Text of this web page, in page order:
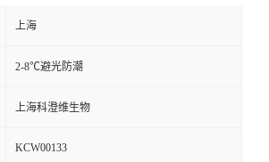
上海
2-8℃避光防潮
上海科澄维生物
KCW00133